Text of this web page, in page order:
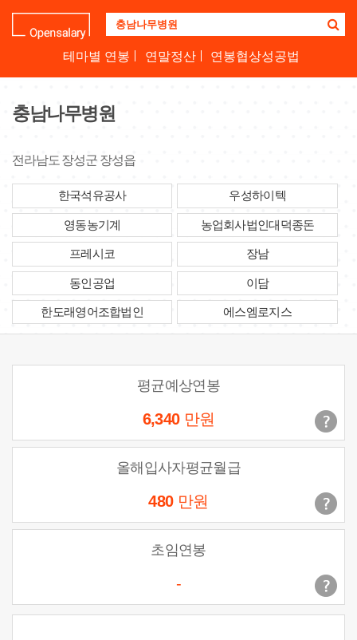
업
명
하
테마별 연봉 연말정산 연봉협상성공법
충남나무병원
전라남도 장성군 장성읍
한국석유공사 우성하이텍
영동농기계 농업회사법인대덕종돈
프레시코 장남
동인공업 이담
한도래영어조합법인 에스엠로지스
평균예상연봉
6,340 만원
올해입사자평균월급
480 만원
초임연봉
-